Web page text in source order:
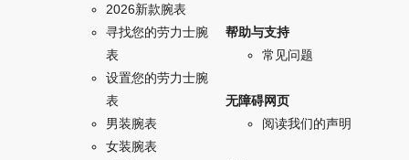
2026新款腕表
寻找您的劳力士腕
表
设置您的劳力士腕
表
男装腕表
女装腕表
帮助与支持
常见问题
无障碍网页
阅读我们的声明